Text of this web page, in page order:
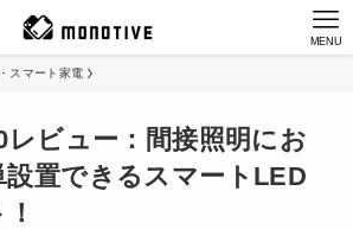
MENU
スマート家電
レビュー：間接照明にお
置できるスマートLED